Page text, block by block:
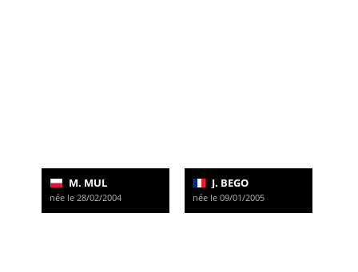
M. MUL
née le 28/02/2004
J. BEGO
née le 09/01/2005